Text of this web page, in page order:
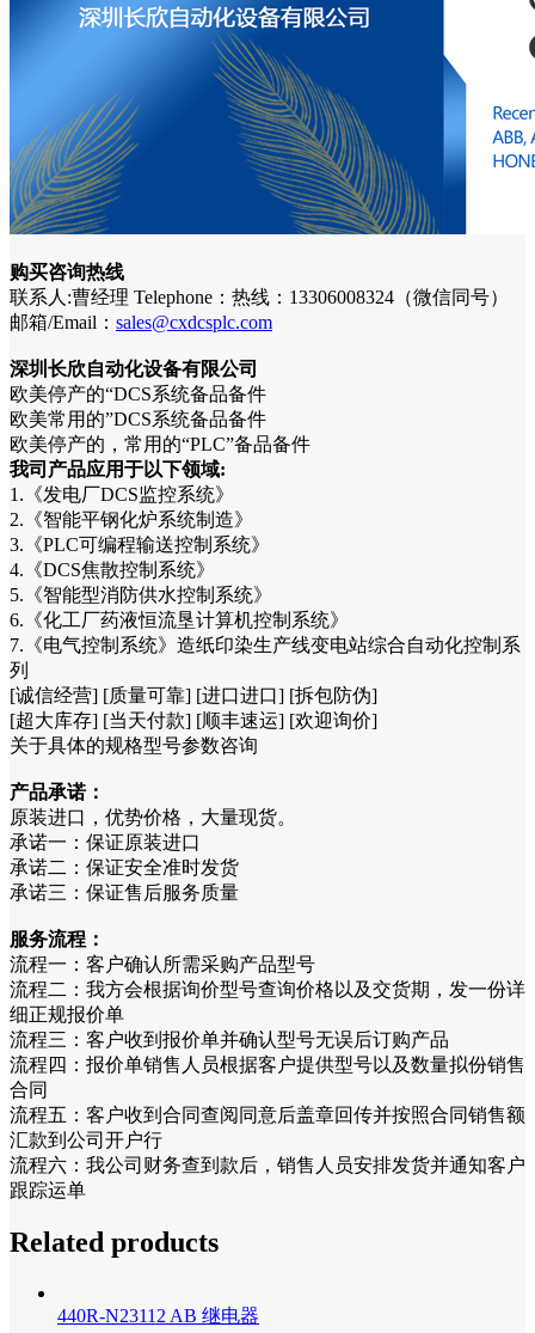
购买咨询热线
联系人:曹经理 Telephone：热线：13306008324（微信同号）
邮箱/Email： sales@cxdcsplc.com
深圳长欣自动化设备有限公司
欧美停产的“DCS系统备品备件
欧美常用的”DCS系统备品备件
欧美停产的，常用的“PLC”备品备件
我司产品应用于以下领域:
1.《发电厂DCS监控系统》
2.《智能平钢化炉系统制造》
3.《PLC可编程输送控制系统》
4.《DCS焦散控制系统》
5.《智能型消防供水控制系统》
6.《化工厂药液恒流垦计算机控制系统》
7.《电气控制系统》造纸印染生产线变电站综合自动化控制系
列
[诚信经营] [质量可靠] [进口进口] [拆包防伪]
[超大库存] [当天付款] [顺丰速运] [欢迎询价]
关于具体的规格型号参数咨询
产品承诺：
原装进口，优势价格，大量现货。
承诺一：保证原装进口
承诺二：保证安全准时发货
承诺三：保证售后服务质量
服务流程：
流程一：客户确认所需采购产品型号
流程二：我方会根据询价型号查询价格以及交货期，发一份详
细正规报价单
流程三：客户收到报价单并确认型号无误后订购产品
流程四：报价单销售人员根据客户提供型号以及数量拟份销售
合同
流程五：客户收到合同查阅同意后盖章回传并按照合同销售额
汇款到公司开户行
流程六：我公司财务查到款后，销售人员安排发货并通知客户
跟踪运单
Related products
440R-N23112 AB 继电器